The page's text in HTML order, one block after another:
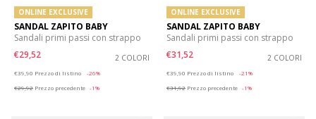
ONLINE EXCLUSIVE
SANDAL ZAPITO BABY
Sandali primi passi con strappo
€29,52
2 COLORI
€39,90 Prezzo di listino
-26%
€29,92 Prezzo precedente -1%
ONLINE EXCLUSIVE
SANDAL ZAPITO BABY
Sandali primi passi con strappo
€31,52
2 COLORI
€39,90 Prezzo di listino
-21%
€31,92 Prezzo precedente -1%